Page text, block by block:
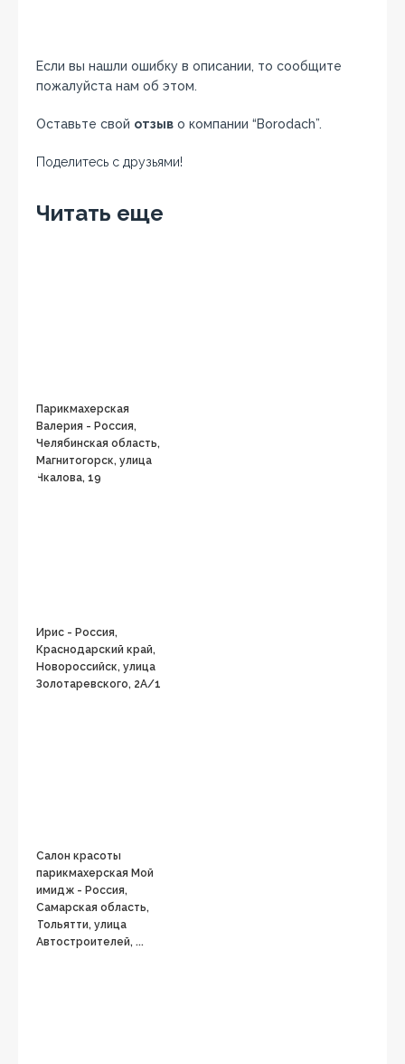
Если вы нашли ошибку в описании, то сообщите
пожалуйста нам об этом.
Оставьте свой отзыв о компании “Borodach”.
Поделитесь с друзьями!
Читать еще
Парикмахерская
Валерия - Россия,
Челябинская область,
Магнитогорск, улица
Чкалова, 19
Ирис - Россия,
Краснодарский край,
Новороссийск, улица
Золотаревского, 2А/1
Салон красоты
парикмахерская Мой
имидж - Россия,
Самарская область,
Тольятти, улица
Автостроителей, ...